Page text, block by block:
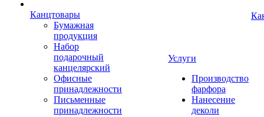
Канцтовары
Бумажная
продукция
Набор
подарочный
канцелярский
Офисные
принадлежности
Письменные
принадлежности
Услуги
Производство
фарфора
Нанесение
деколи